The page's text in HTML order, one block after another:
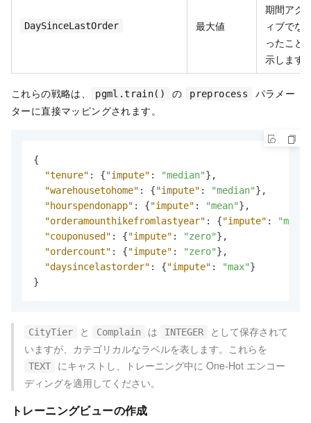
DaySinceLastOrder 最大値
期間アク
ィブでな
ったこと
示します
これらの戦略は、 pgml.train() の preprocess
パラメー
ターに直接マッピングされます。
{
"tenure" : {"impute" : "median"} ,
"warehousetohome" : {"impute" : "median"} ,
"hourspendonapp" : {"impute" : "mean"} ,
"orderamounthikefromlastyear" : {"impute" :
"mean"
"couponused" : {"impute" : "zero"} ,
"ordercount" : {"impute" : "zero"} ,
"daysincelastorder" : {"impute" : "max"}
}
CityTier と Complain は INTEGER
として保存されて
いますが、カテゴリカルなラベルを表します。これらを
TEXT
にキャストし、トレーニング中に One-Hot エンコー
ディングを適用してください。
トレーニングビューの作成